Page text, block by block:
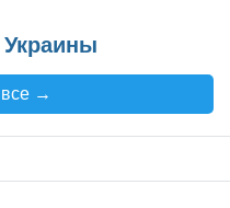
Украины
→